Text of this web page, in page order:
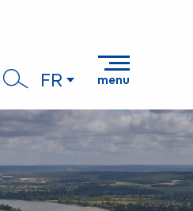
Recherche
FR menu